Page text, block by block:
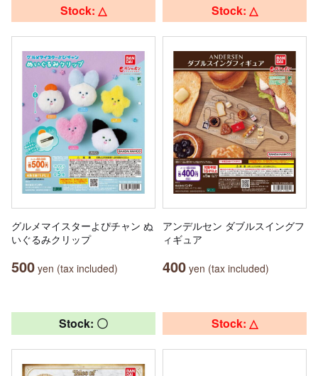
Stock: △
グルメマイスターよぴチャン ぬ
いぐるみクリップ
500 yen (tax included)
Stock: △
アンデルセン ダブルスイングフ
ィギュア
400 yen (tax included)
Stock: 〇 Stock: △